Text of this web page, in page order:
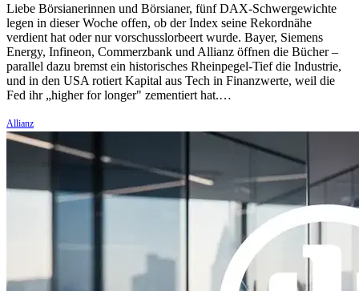
Liebe Börsianerinnen und Börsianer, fünf DAX-Schwergewichte
legen in dieser Woche offen, ob der Index seine Rekordnähe
verdient hat oder nur vorschusslorbeert wurde. Bayer, Siemens
Energy, Infineon, Commerzbank und Allianz öffnen die Bücher –
parallel dazu bremst ein historisches Rheinpegel-Tief die Industrie,
und in den USA rotiert Kapital aus Tech in Finanzwerte, weil die
Fed ihr „higher for longer" zementiert hat.…
Allianz